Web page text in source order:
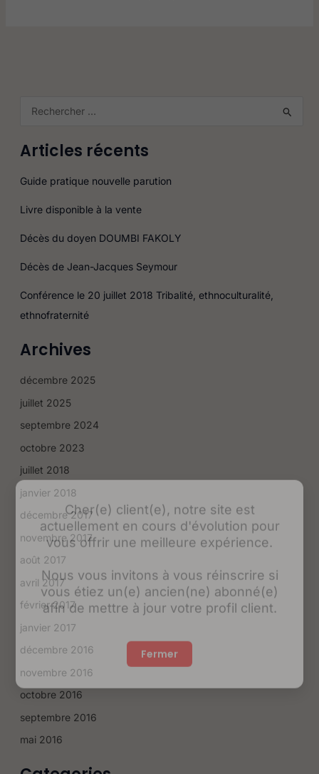
Cher(e) client(e), notre site est
actuellement en cours d'évolution pour
vous offrir une meilleure expérience.
Nous vous invitons à vous réinscrire si
vous étiez un(e) ancien(ne) abonné(e)
afin de mettre à jour votre profil client.
Fermer
c
r
c
e
r
Articles récents
Guide pratique nouvelle parution
Livre disponible à la vente
Décès du doyen DOUMBI FAKOLY
Décès de Jean-Jacques Seymour
Conférence le 20 juillet 2018 Tribalité, ethnoculturalité,
ethnofraternité
Archives
décembre 2025
juillet 2025
septembre 2024
octobre 2023
juillet 2018
janvier 2018
décembre 2017
novembre 2017
août 2017
avril 2017
février 2017
janvier 2017
décembre 2016
novembre 2016
octobre 2016
septembre 2016
mai 2016